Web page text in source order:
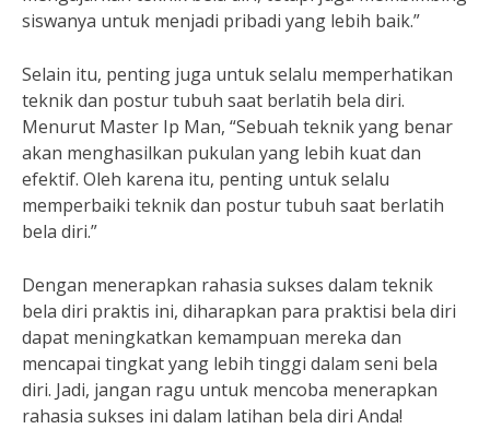
siswanya untuk menjadi pribadi yang lebih baik.”
Selain itu, penting juga untuk selalu memperhatikan
teknik dan postur tubuh saat berlatih bela diri.
Menurut Master Ip Man, “Sebuah teknik yang benar
akan menghasilkan pukulan yang lebih kuat dan
efektif. Oleh karena itu, penting untuk selalu
memperbaiki teknik dan postur tubuh saat berlatih
bela diri.”
Dengan menerapkan rahasia sukses dalam teknik
bela diri praktis ini, diharapkan para praktisi bela diri
dapat meningkatkan kemampuan mereka dan
mencapai tingkat yang lebih tinggi dalam seni bela
diri. Jadi, jangan ragu untuk mencoba menerapkan
rahasia sukses ini dalam latihan bela diri Anda!